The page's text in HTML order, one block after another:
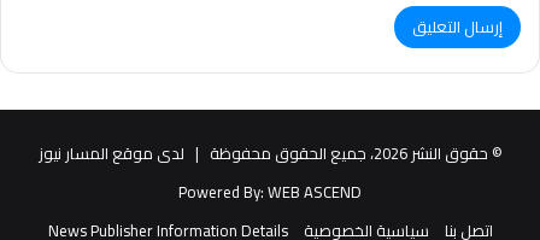
© حقوق النشر 2026، جميع الحقوق محفوظة |
لدى موقع المسار نيوز
Powered By:WEB ASCEND
اتصل بنا
سياسية الخصوصية News Publisher Information Details